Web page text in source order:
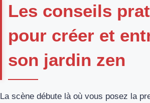
Les conseils
pour créer et
son jardin zen
La scène débute là où vous posez la